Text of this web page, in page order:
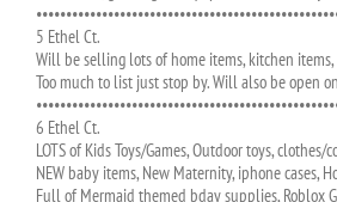
5 Ethel Ct.
Will be selling lots of home items, kitchen
Too much to list just stop by. Will also be open
6 Ethel Ct.
LOTS of Kids Toys/Games, Outdoor toys, clothes/
NEW baby items, New Maternity, iphone cases,
Full of Mermaid themed bday supplies, Roblox